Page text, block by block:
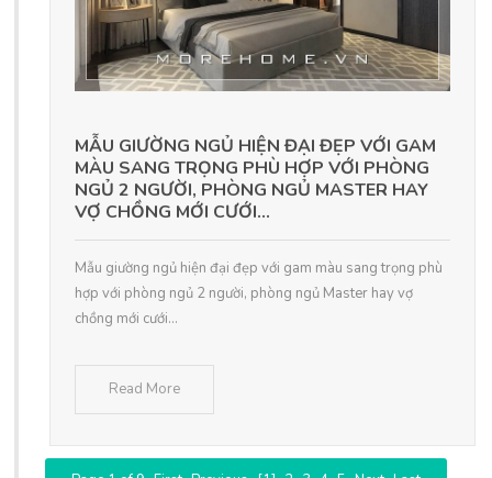
MẪU GIƯỜNG NGỦ HIỆN ĐẠI ĐẸP VỚI GAM
MÀU SANG TRỌNG PHÙ HỢP VỚI PHÒNG
NGỦ 2 NGƯỜI, PHÒNG NGỦ MASTER HAY
VỢ CHỒNG MỚI CƯỚI...
Mẫu giường ngủ hiện đại đẹp với gam màu sang trọng phù
hợp với phòng ngủ 2 người, phòng ngủ Master hay vợ
chồng mới cưới...
Read More